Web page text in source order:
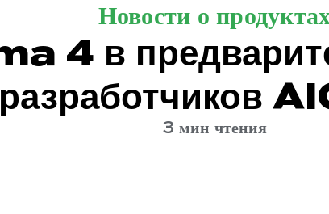
Новости о
4 в
разработчиков
3 мин чтения